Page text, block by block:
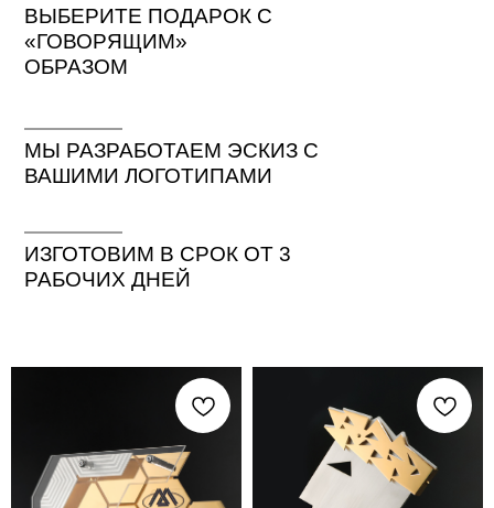
ВЫБЕРИТЕ ПОДАРОК С
«ГОВОРЯЩИМ»
ОБРАЗОМ
МЫ РАЗРАБОТАЕМ ЭСКИЗ С
ВАШИМИ ЛОГОТИПАМИ
ИЗГОТОВИМ В СРОК ОТ 3
РАБОЧИХ ДНЕЙ